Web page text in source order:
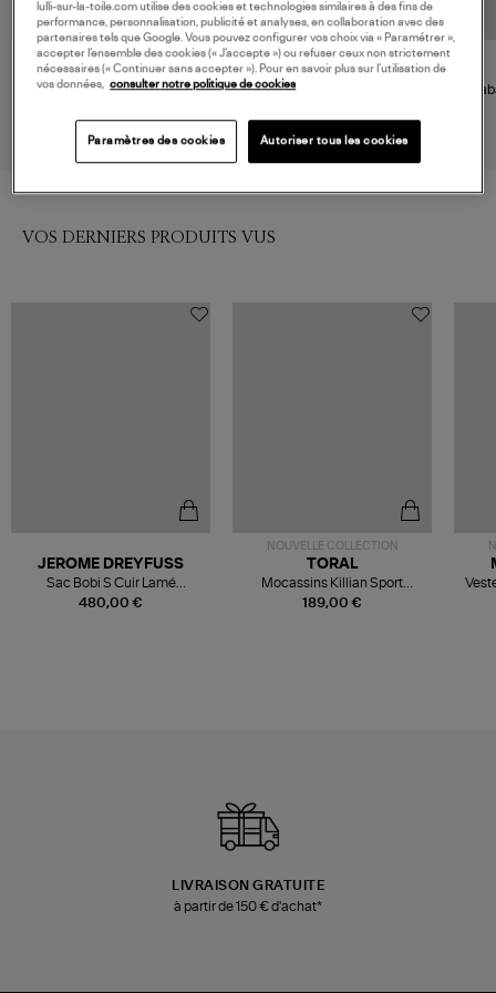
AOKYANOS
Sac Cabas Philadelphie Inca
ROSE IN APRIL
Sac Cabas Elisa Rayures Aqua
VOS DERNIERS PRODUITS VUS
480,00 €
JEROME DREYFUSS
Sac Bobi S Cuir Lamé
Champagne
NOUVELLE COLLECTION
189,00 €
TORAL
Mocassins Killian Sport
Mousse
LIVRAISON GRATUITE
à partir de 150 € d'achat*
lulli-sur-la-toile.com utilise des cookies et technologies similaires à des fins de
performance, personnalisation, publicité et analyses, en collaboration avec des
partenaires tels que Google. Vous pouvez configurer vos choix via « Paramétrer »,
accepter l’ensemble des cookies (« J’accepte ») ou refuser ceux non strictement
nécessaires (« Continuer sans accepter »). Pour en savoir plus sur l’utilisation de
vos données, consulter notre politique de cookies
Paramètres des cookies Autoriser tous les cookies